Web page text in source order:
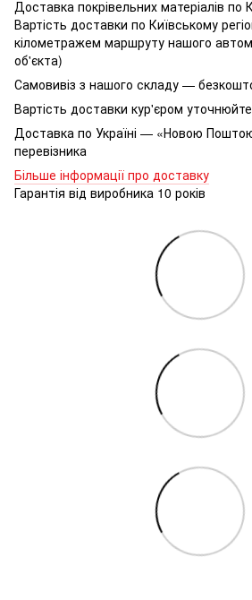
Доставка покрівельних матеріалів по
Вартість доставки по Київському
кілометражем маршруту нашого
об'єкта)
Самовивіз з нашого складу —
Вартість доставки кур'єром
Доставка по Україні — «Новою
перевізника
Більше інформації про доставку
Гарантія від виробника 10 років